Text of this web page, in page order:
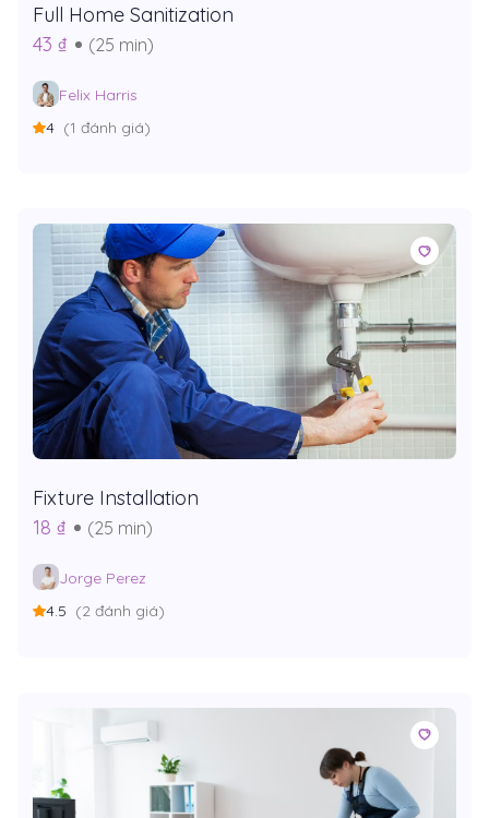
Full Home Sanitization
43 ₫
(25 min)
Felix Harris
4 (1 đánh giá)
Fixture Installation
18 ₫
(25 min)
Jorge Perez
4.5 (2 đánh giá)